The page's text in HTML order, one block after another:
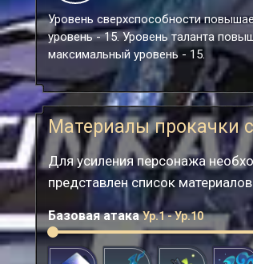
Уровень сверхспособности
уровень - 15. Уровень таланта
максимальный уровень - 15.
Материалы прокачки
Для усиления персонажа
представлен список
Базовая атакаУр.1 - Ур.10